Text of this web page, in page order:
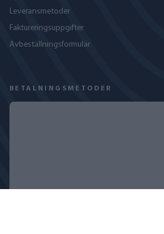
Leveransmetoder
Faktureringsuppgifter
Avbeställningsformulär
BETALNINGSMETODER